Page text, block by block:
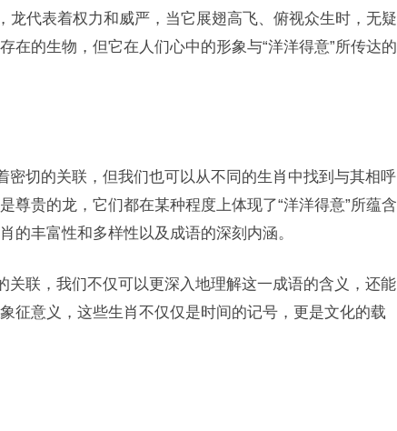
龙代表着权力和威严，当它展翅高飞、俯视众生时，无疑
在的生物，但它在人们心中的形象与“洋洋得意”所传达的
密切的关联，但我们也可以从不同的生肖中找到与其相呼
尊贵的龙，它们都在某种程度上体现了“洋洋得意”所蕴含
的丰富性和多样性以及成语的深刻内涵。
关联，我们不仅可以更深入地理解这一成语的含义，还能
征意义，这些生肖不仅仅是时间的记号，更是文化的载